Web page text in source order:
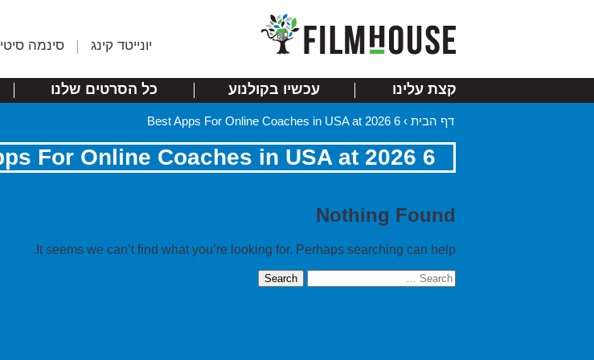
יונייטד קינג סינמה סיטי
קצת עלינו עכשיו בקולנוע כל הסרטים שלנו
דף הבית ›
6 Best Apps For Online Coaches in USA at 2026
6 Best Apps For Online Coaches in USA at 2026
Nothing Found
It seems we can’t find what you’re looking for. Perhaps searching can help.
Search
for: